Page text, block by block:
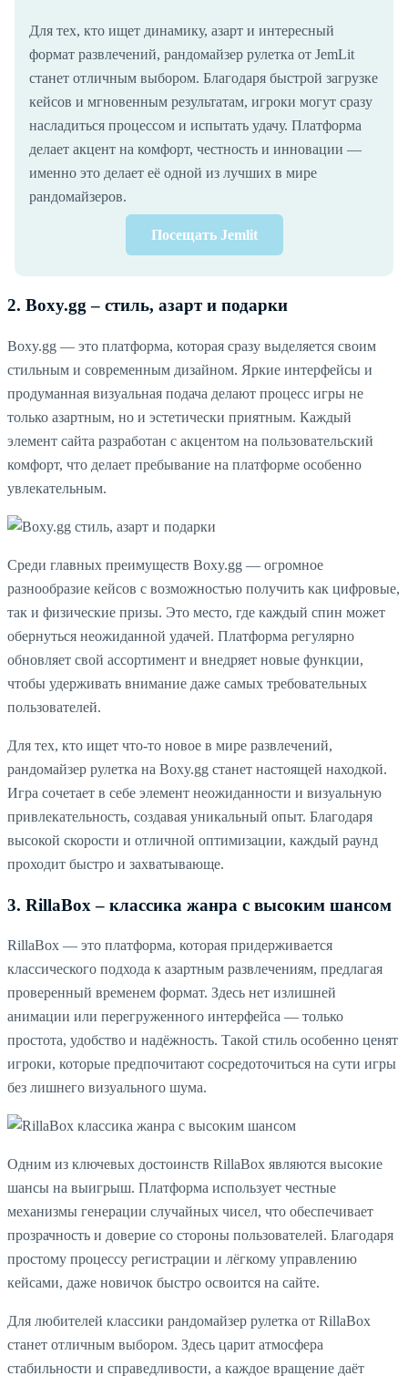
Для тех, кто ищет динамику, азарт и интересный
формат развлечений, рандомайзер рулетка от JemLit
станет отличным выбором. Благодаря быстрой загрузке
кейсов и мгновенным результатам, игроки могут сразу
насладиться процессом и испытать удачу. Платформа
делает акцент на комфорт, честность и инновации —
именно это делает её одной из лучших в мире
рандомайзеров.
Посещать Jemlit
2. Boxy.gg – стиль, азарт и подарки
Boxy.gg — это платформа, которая сразу выделяется своим
стильным и современным дизайном. Яркие интерфейсы и
продуманная визуальная подача делают процесс игры не
только азартным, но и эстетически приятным. Каждый
элемент сайта разработан с акцентом на пользовательский
комфорт, что делает пребывание на платформе особенно
увлекательным.
Среди главных преимуществ Boxy.gg — огромное
разнообразие кейсов с возможностью получить как цифровые,
так и физические призы. Это место, где каждый спин может
обернуться неожиданной удачей. Платформа регулярно
обновляет свой ассортимент и внедряет новые функции,
чтобы удерживать внимание даже самых требовательных
пользователей.
Для тех, кто ищет что-то новое в мире развлечений,
рандомайзер рулетка на Boxy.gg станет настоящей находкой.
Игра сочетает в себе элемент неожиданности и визуальную
привлекательность, создавая уникальный опыт. Благодаря
высокой скорости и отличной оптимизации, каждый раунд
проходит быстро и захватывающе.
3. RillaBox – классика жанра с высоким шансом
RillaBox — это платформа, которая придерживается
классического подхода к азартным развлечениям, предлагая
проверенный временем формат. Здесь нет излишней
анимации или перегруженного интерфейса — только
простота, удобство и надёжность. Такой стиль особенно ценят
игроки, которые предпочитают сосредоточиться на сути игры
без лишнего визуального шума.
Одним из ключевых достоинств RillaBox являются высокие
шансы на выигрыш. Платформа использует честные
механизмы генерации случайных чисел, что обеспечивает
прозрачность и доверие со стороны пользователей. Благодаря
простому процессу регистрации и лёгкому управлению
кейсами, даже новичок быстро освоится на сайте.
Для любителей классики рандомайзер рулетка от RillaBox
станет отличным выбором. Здесь царит атмосфера
стабильности и справедливости, а каждое вращение даёт